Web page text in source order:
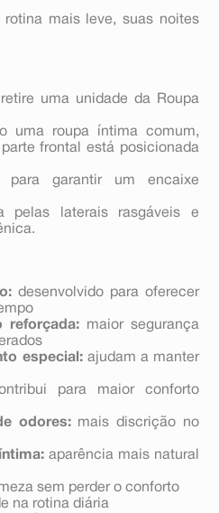
mais leve, suas noites
uma unidade da Roupa
uma roupa íntima comum,
frontal está posicionada
garantir um encaixe
pelas laterais rasgáveis e
desenvolvido para oferecer
reforçada:maior segurança
especial:ajudam a manter
para maior conforto
odores:mais discrição no
aparência mais natural
sem perder o conforto
na rotina diária